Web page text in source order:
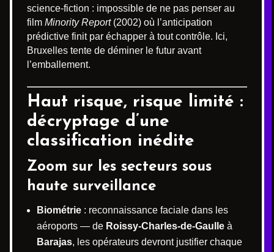
science‐fiction : impossible de ne pas penser au
film Minority Report(2002) où l’anticipation
prédictive finit par échapper à tout contrôle. Ici,
Bruxelles tente de déminer le futur avant
l’emballement.
Haut risque, risque limité :
décryptage d’une
classification inédite
Zoom sur les secteurs sous
haute surveillance
Biométrie : reconnaissance faciale dans les
aéroports — de Roissy‐Charles-de-Gaulle à
Barajas, les opérateurs devront justifier chaque